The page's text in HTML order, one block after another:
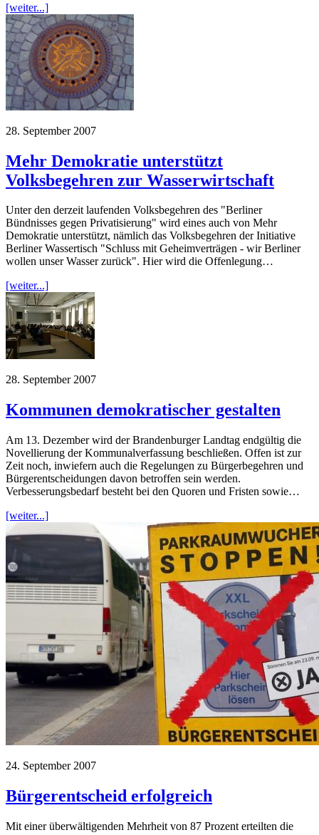
[weiter...]
28. September 2007
Mehr Demokratie unterstützt
Volksbegehren zur Wasserwirtschaft
Unter den derzeit laufenden Volksbegehren des "Berliner
Bündnisses gegen Privatisierung" wird eines auch von Mehr
Demokratie unterstützt, nämlich das Volksbegehren der Initiative
Berliner Wassertisch "Schluss mit Geheimverträgen - wir Berliner
wollen unser Wasser zurück". Hier wird die Offenlegung…
[weiter...]
28. September 2007
Kommunen demokratischer gestalten
Am 13. Dezember wird der Brandenburger Landtag endgültig die
Novellierung der Kommunalverfassung beschließen. Offen ist zur
Zeit noch, inwiefern auch die Regelungen zu Bürgerbegehren und
Bürgerentscheidungen davon betroffen sein werden.
Verbesserungsbedarf besteht bei den Quoren und Fristen sowie…
[weiter...]
24. September 2007
Bürgerentscheid erfolgreich
Mit einer überwältigenden Mehrheit von 87 Prozent erteilten die